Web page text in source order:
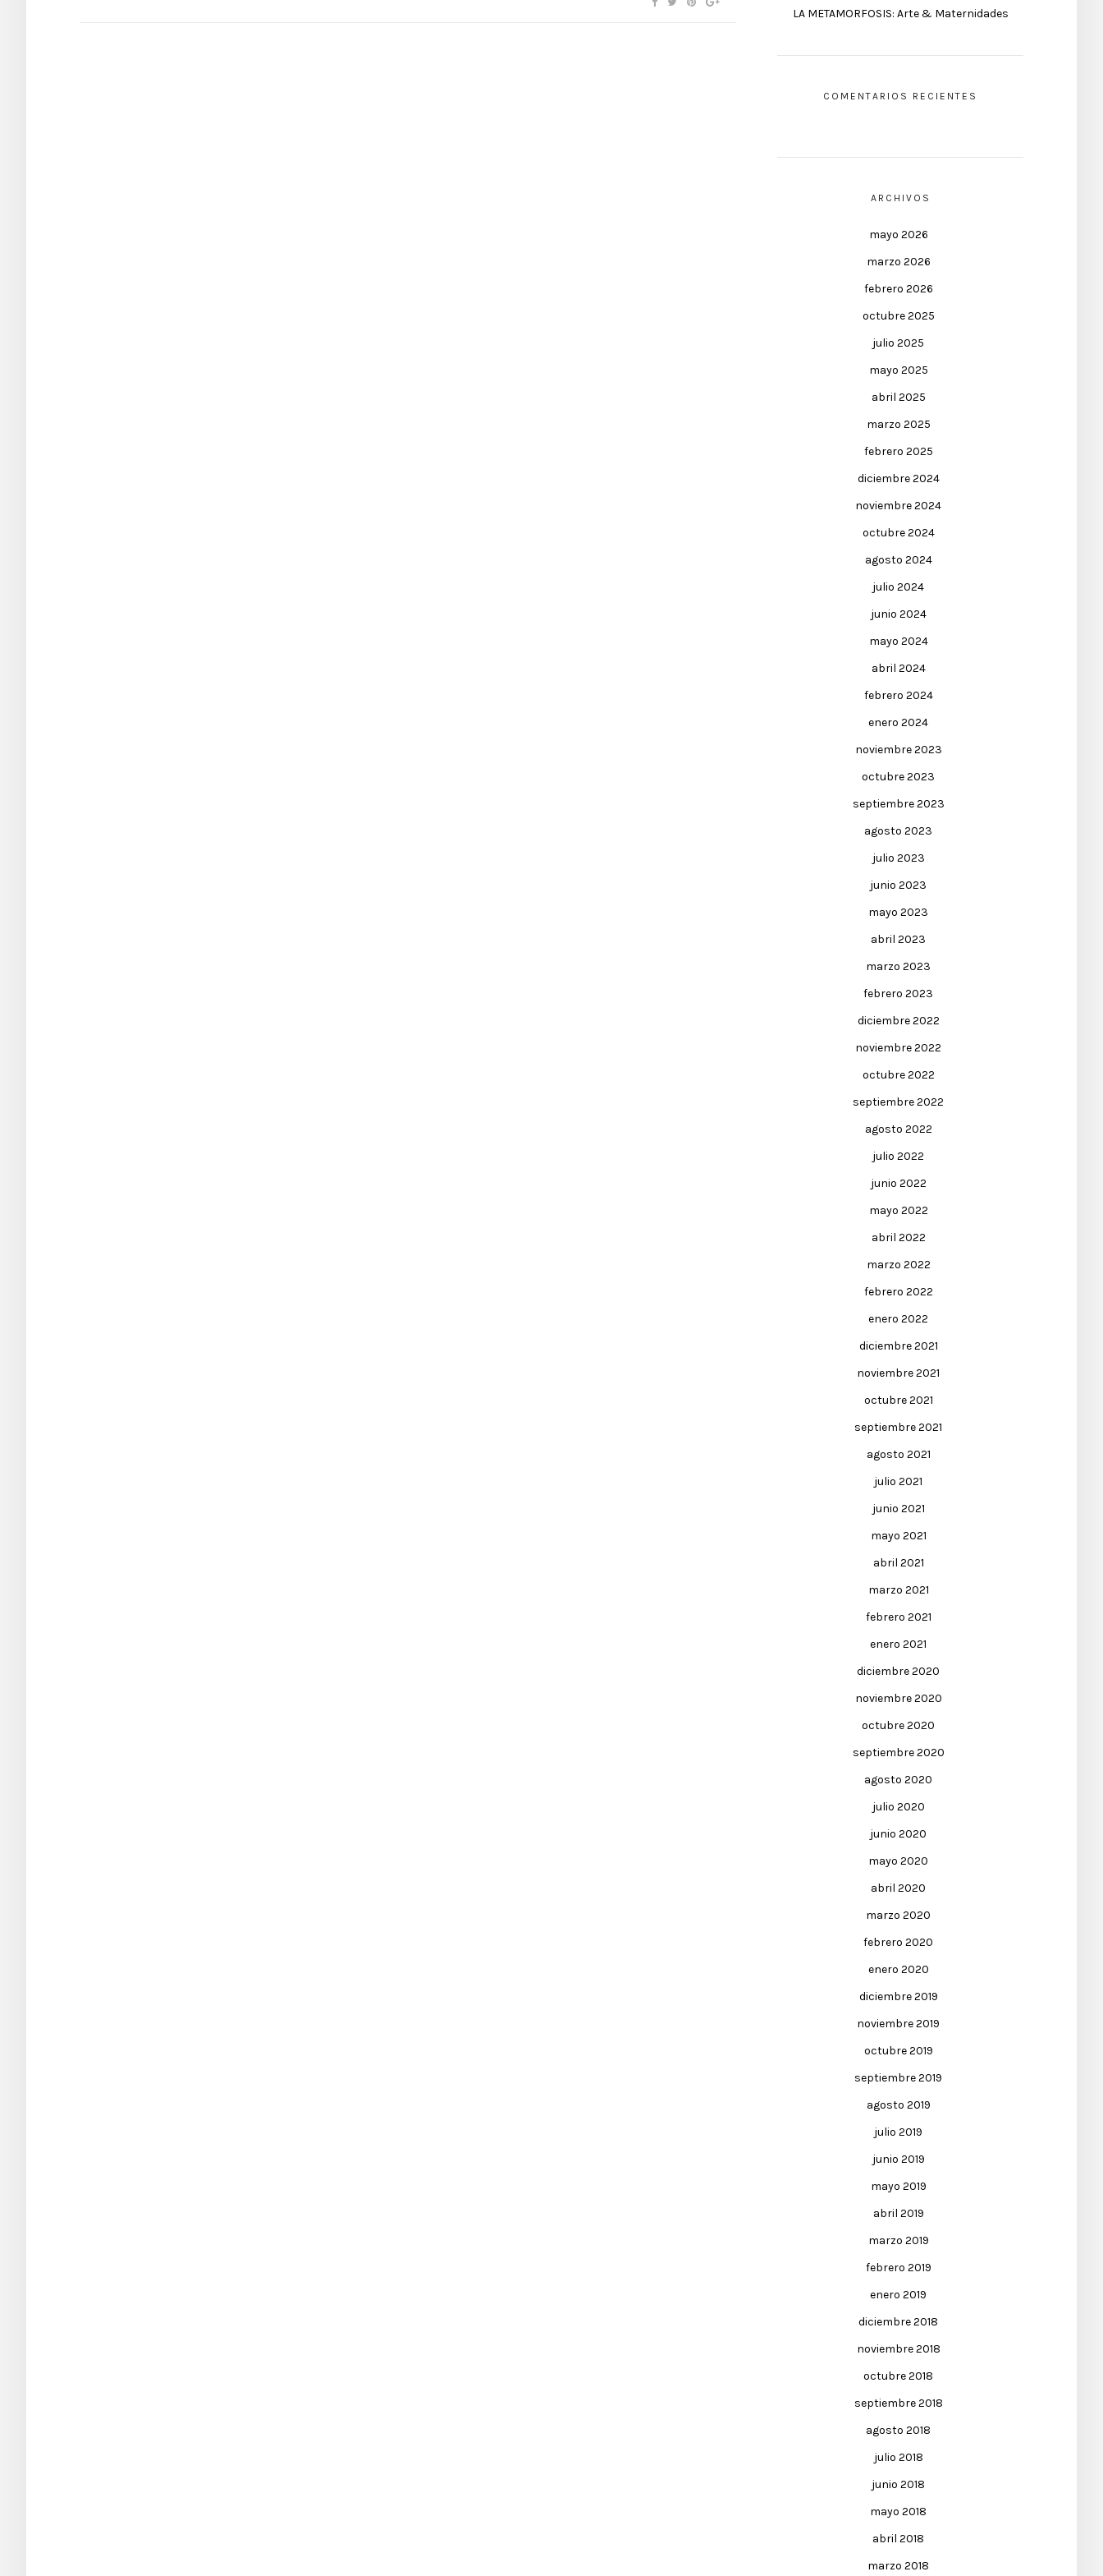
LA METAMORFOSIS: Arte & Maternidades
COMENTARIOS RECIENTES
ARCHIVOS
mayo 2026
marzo 2026
febrero 2026
octubre 2025
julio 2025
mayo 2025
abril 2025
marzo 2025
febrero 2025
diciembre 2024
noviembre 2024
octubre 2024
agosto 2024
julio 2024
junio 2024
mayo 2024
abril 2024
febrero 2024
enero 2024
noviembre 2023
octubre 2023
septiembre 2023
agosto 2023
julio 2023
junio 2023
mayo 2023
abril 2023
marzo 2023
febrero 2023
diciembre 2022
noviembre 2022
octubre 2022
septiembre 2022
agosto 2022
julio 2022
junio 2022
mayo 2022
abril 2022
marzo 2022
febrero 2022
enero 2022
diciembre 2021
noviembre 2021
octubre 2021
septiembre 2021
agosto 2021
julio 2021
junio 2021
mayo 2021
abril 2021
marzo 2021
febrero 2021
enero 2021
diciembre 2020
noviembre 2020
octubre 2020
septiembre 2020
agosto 2020
julio 2020
junio 2020
mayo 2020
abril 2020
marzo 2020
febrero 2020
enero 2020
diciembre 2019
noviembre 2019
octubre 2019
septiembre 2019
agosto 2019
julio 2019
junio 2019
mayo 2019
abril 2019
marzo 2019
febrero 2019
enero 2019
diciembre 2018
noviembre 2018
octubre 2018
septiembre 2018
agosto 2018
julio 2018
junio 2018
mayo 2018
abril 2018
marzo 2018